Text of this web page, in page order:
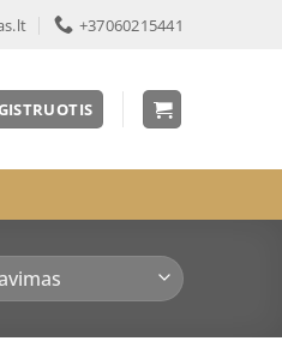
+37060215441